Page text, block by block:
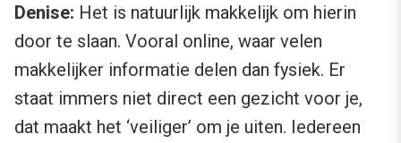
Denise: Het is natuurlijk makkelijk om hierin
door te slaan. Vooral online, waar velen
makkelijker informatie delen dan fysiek. Er
staat immers niet direct een gezicht voor je,
dat maakt het ‘veiliger’ om je uiten. Iedereen